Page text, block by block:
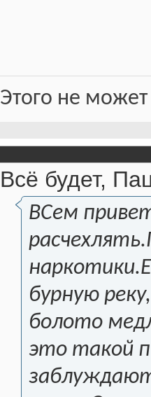
Этого не
Всё будет,
ВСем
бурную
болото
это такой